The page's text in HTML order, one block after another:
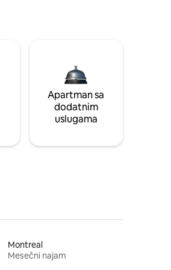
Apartman sa
dodatnim
uslugama
Montreal
Mesečni najam